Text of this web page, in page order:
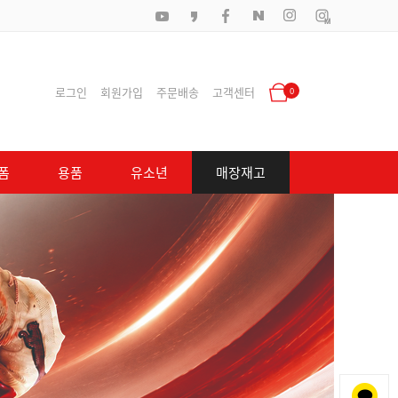
로그인 회원가입 주문배송 고객센터 0
용품 유소년 매장재고